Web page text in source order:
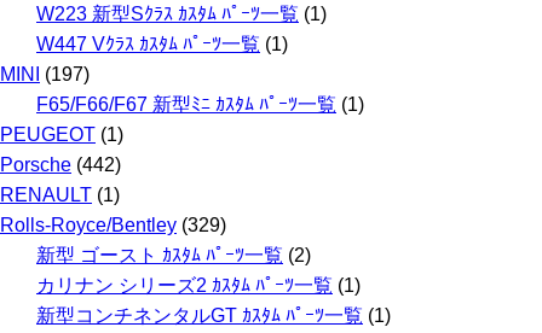
W223 新型Sｸﾗｽ ｶｽﾀﾑ ﾊﾟｰﾂ一覧 (1)
W447 Vｸﾗｽ ｶｽﾀﾑ ﾊﾟｰﾂ一覧 (1)
MINI
(197)
F65/F66/F67 新型ﾐﾆ ｶｽﾀﾑ ﾊﾟｰﾂ一覧 (1)
PEUGEOT (1)
Porsche (442)
RENAULT (1)
Rolls-Royce/Bentley (329)
新型 ゴースト ｶｽﾀﾑ ﾊﾟｰﾂ一覧 (2)
カリナン シリーズ2 ｶｽﾀﾑ ﾊﾟｰﾂ一覧 (1)
新型コンチネンタルGT ｶｽﾀﾑ ﾊﾟｰﾂ一覧 (1)